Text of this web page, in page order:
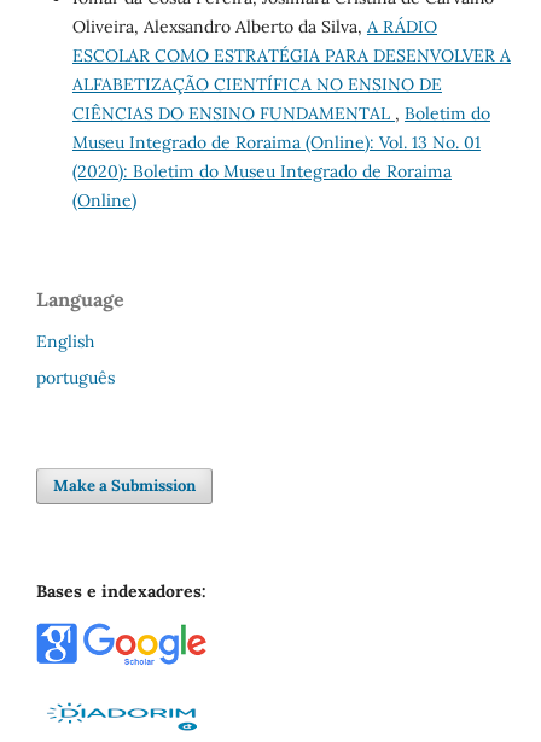
Oliveira, Alexsandro Alberto da Silva, A RÁDIO
ESCOLAR COMO ESTRATÉGIA PARA DESENVOLVER A
ALFABETIZAÇÃO CIENTÍFICA NO ENSINO DE
CIÊNCIAS DO ENSINO FUNDAMENTAL , Boletim do
Museu Integrado de Roraima (Online): Vol. 13 No. 01
(2020): Boletim do Museu Integrado de Roraima
(Online)
Language
English
português
Make a Submission
Bases e indexadores: